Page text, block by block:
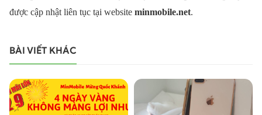
được cập nhật liên tục tại website minmobile.net.
BÀI VIẾT KHÁC